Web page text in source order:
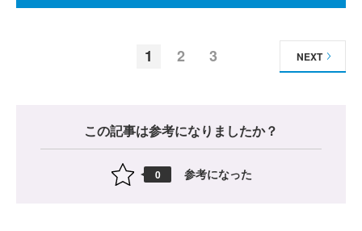
1 2 3 NEXT
この記事は参考になりましたか？
0 参考になった